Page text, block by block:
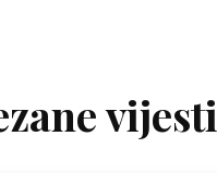
vijesti